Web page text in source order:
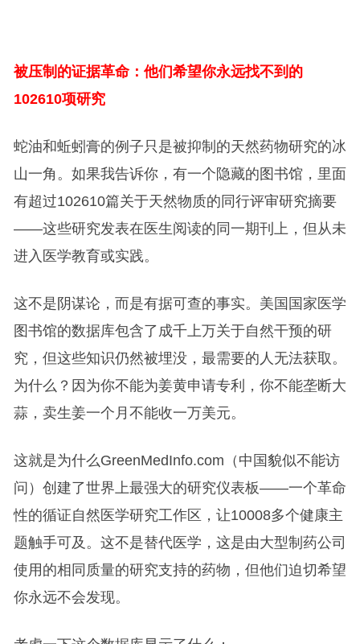
被压制的证据革命：他们希望你永远找不到的
102610项研究
蛇油和蚯蚓膏的例子只是被抑制的天然药物研究的冰
山一角。如果我告诉你，有一个隐藏的图书馆，里面
有超过102610篇关于天然物质的同行评审研究摘要
——这些研究发表在医生阅读的同一期刊上，但从未
进入医学教育或实践。
这不是阴谋论，而是有据可查的事实。美国国家医学
图书馆的数据库包含了成千上万关于自然干预的研
究，但这些知识仍然被埋没，最需要的人无法获取。
为什么？因为你不能为姜黄申请专利，你不能垄断大
蒜，卖生姜一个月不能收一万美元。
这就是为什么GreenMedInfo.com（中国貌似不能访
问）创建了世界上最强大的研究仪表板——一个革命
性的循证自然医学研究工作区，让10008多个健康主
题触手可及。这不是替代医学，这是由大型制药公司
使用的相同质量的研究支持的药物，但他们迫切希望
你永远不会发现。